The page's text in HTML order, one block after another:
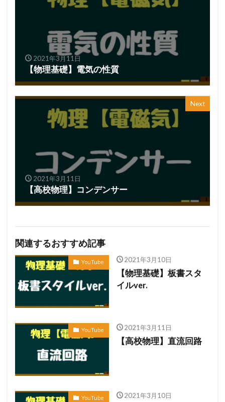
2021年3月11日
【物理基礎】電気の性質
Next
2021年3月11日
【高校物理】コンデンサー
関連するおすすめ記事
YouTube 2021年3月10日
【物理基礎】板書スタ
イルver.
YouTube 2021年3月11日
【高校物理】直流回路
YouTube 2021年3月10日